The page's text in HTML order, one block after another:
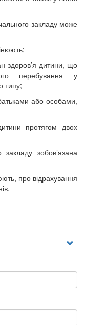
закладу може
здоров’я дитини, що
перебування у
типу;
або особами,
протягом двох
закладу зобов’язана
про відрахування